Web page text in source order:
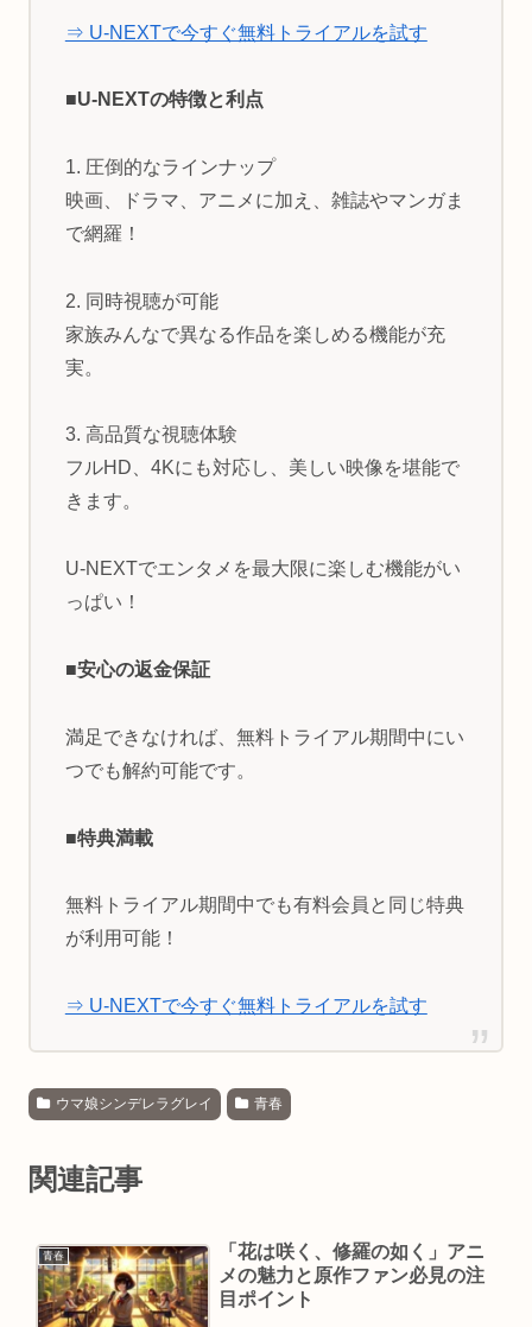
⇒ U-NEXTで今すぐ無料トライアルを試す
■U-NEXTの特徴と利点
1. 圧倒的なラインナップ
映画、ドラマ、アニメに加え、雑誌やマンガま
で網羅！
2. 同時視聴が可能
家族みんなで異なる作品を楽しめる機能が充
実。
3. 高品質な視聴体験
フルHD、4Kにも対応し、美しい映像を堪能で
きます。
U-NEXTでエンタメを最大限に楽しむ機能がい
っぱい！
■安心の返金保証
満足できなければ、無料トライアル期間中にい
つでも解約可能です。
■特典満載
無料トライアル期間中でも有料会員と同じ特典
が利用可能！
⇒ U-NEXTで今すぐ無料トライアルを試す
ウマ娘シンデレラグレイ 青春
関連記事
青春
「花は咲く、修羅の如く」アニ
メの魅力と原作ファン必見の注
目ポイント